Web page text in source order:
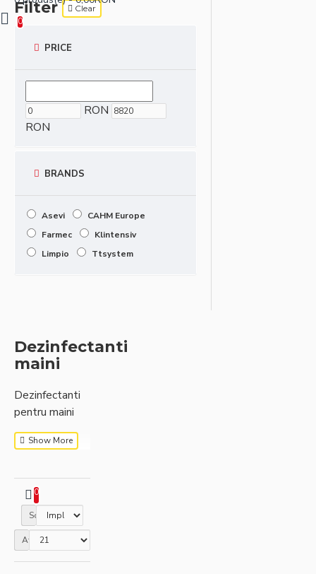
0
Filter Clear
PRICE
RON
RON
BRANDS
Asevi
CAHM Europe
Farmec
Klintensiv
Limpio
Ttsystem
Dezinfectanti
maini
Dezinfectanti
pentru maini
0
Sortare
Afisare